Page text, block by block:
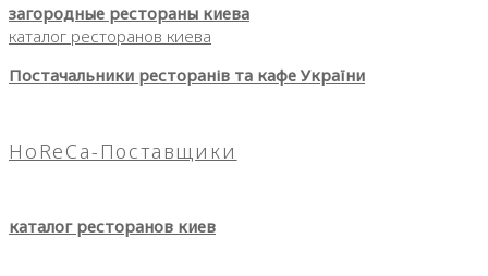
загородные рестораны киева
каталог ресторанов киева
Постачальники ресторанів та кафе України
HoReCa-Поставщики
каталог ресторанов киев